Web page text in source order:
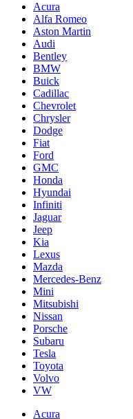
Acura
Alfa Romeo
Aston Martin
Audi
Bentley
BMW
Buick
Cadillac
Chevrolet
Chrysler
Dodge
Fiat
Ford
GMC
Honda
Hyundai
Infiniti
Jaguar
Jeep
Kia
Lexus
Mazda
Mercedes-Benz
Mini
Mitsubishi
Nissan
Porsche
Subaru
Tesla
Toyota
Volvo
VW
Acura